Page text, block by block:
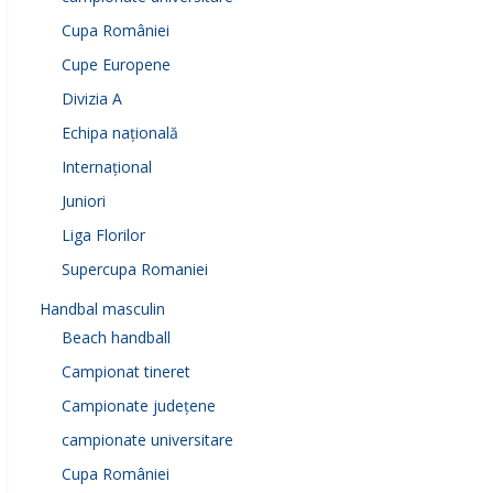
Cupa României
Cupe Europene
Divizia A
Echipa națională
Internațional
Juniori
Liga Florilor
Supercupa Romaniei
Handbal masculin
Beach handball
Campionat tineret
Campionate județene
campionate universitare
Cupa României